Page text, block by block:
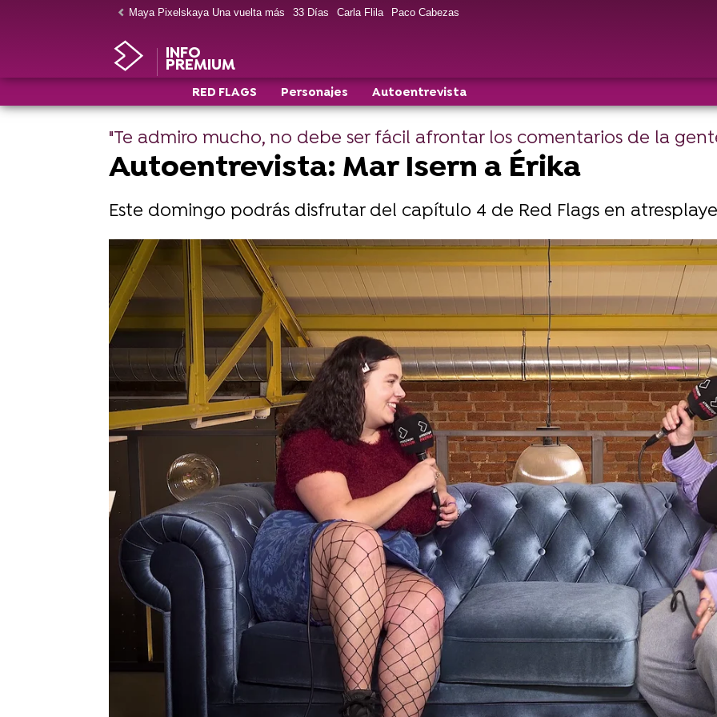
Maya Pixelskaya Una vuelta más 33 Días Carla Flila Paco Cabezas
INFO
PREMIUM
RED FLAGS Personajes Autoentrevista
"Te admiro mucho, no debe ser fácil afrontar los comentarios de la
Autoentrevista: Mar Isern a Érika
Este domingo podrás disfrutar del capítulo 4 de Red Flags en
atresplayer
Publicado:18 de abril de 2024, 12:49
WhatsappFacebook
Twitter
Los protagonistas de entrevistan a sus propios personajes en la
sección: autoentrevistas. Mar Isern se encuentra con Érika, el
personaje al que da vida. Conversan y se abrazan.
"Te admiro mucho, no debe ser fácil afrontar los comentarios de la
gente", le dice la actriz a su personaje.